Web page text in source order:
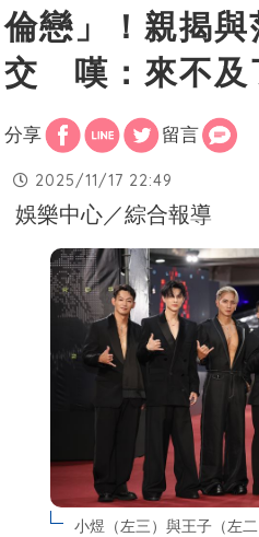
倫戀」！親揭與
交 嘆：來不及
分享 留言
2025/11/17 22:49
娛樂中心／綜合報導
小煜（左三）與王子（左